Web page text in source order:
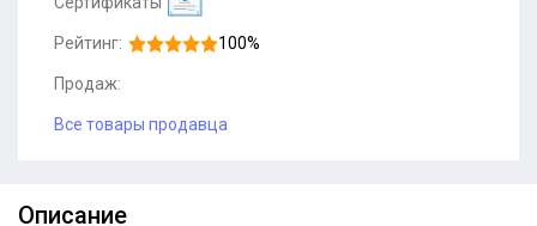
Рейтинг: 100%
Продаж:
Все товары продавца
Описание